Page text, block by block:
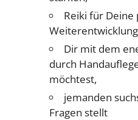
Reiki für Deine
Dir mit dem
durch
möchtest,
jemanden
Fragen stellt